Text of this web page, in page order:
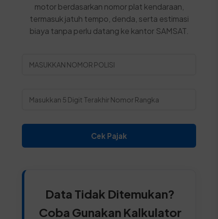
motor berdasarkan nomor plat kendaraan,
termasuk jatuh tempo, denda, serta estimasi
biaya tanpa perlu datang ke kantor SAMSAT.
Cek Pajak
Data Tidak Ditemukan?
Coba Gunakan Kalkulator